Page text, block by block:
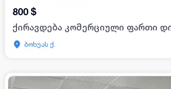
800 $
ქირავდება კომერციული ფართი
ბოხუას ქ.